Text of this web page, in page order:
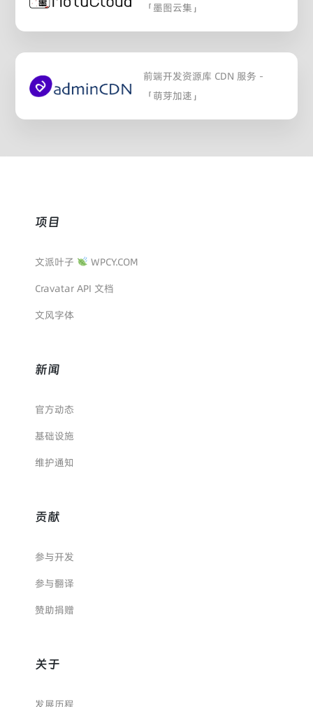
「墨图云集」
前端开发资源库 CDN 服务 -
「萌芽加速」
项目
文派叶子
WPCY.COM
Cravatar API 文档
文风字体
新闻
官方动态
基础设施
维护通知
贡献
参与开发
参与翻译
赞助捐赠
关于
发展历程